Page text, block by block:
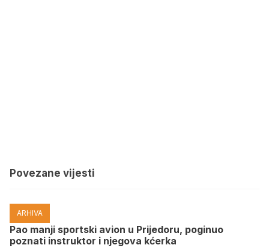
Povezane vijesti
ARHIVA
Pao manji sportski avion u Prijedoru, poginuo
poznati instruktor i njegova kćerka